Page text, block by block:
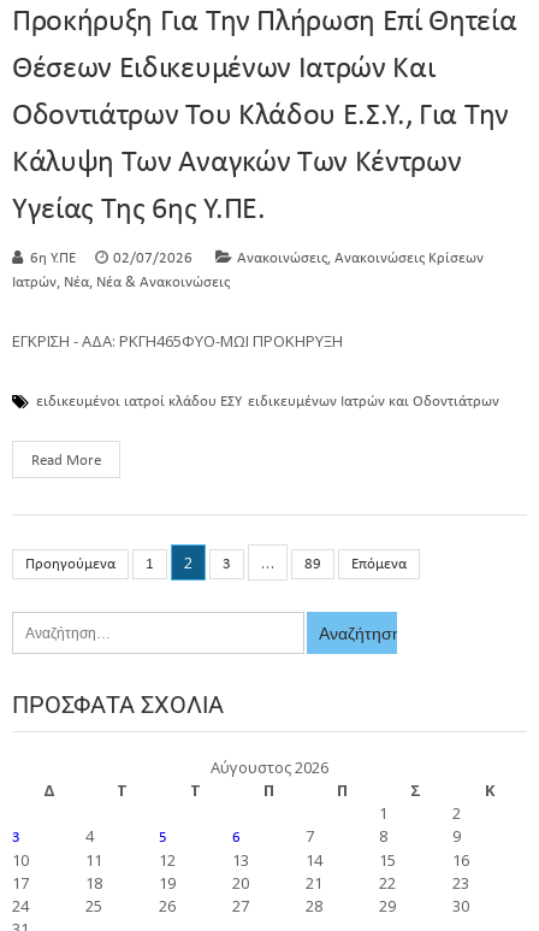
Προκήρυξη Για Την Πλήρωση Επί Θητεία
Θέσεων Ειδικευμένων Ιατρών Και
Οδοντιάτρων Του Κλάδου Ε.Σ.Υ., Για Την
Κάλυψη Των Αναγκών Των Κέντρων
Υγείας Της 6ης Υ.ΠΕ.
6η Υ.ΠΕ 02/07/2026 Ανακοινώσεις, Ανακοινώσεις Κρίσεων
Ιατρών, Νέα, Νέα & Ανακοινώσεις
ΕΓΚΡΙΣΗ - ΑΔΑ: ΡΚΓΗ465ΦΥΟ-ΜΩΙ ΠΡΟΚΗΡΥΞΗ
ειδικευμένοι ιατροί κλάδου ΕΣΥ ειδικευμένων Ιατρών και Οδοντιάτρων
Read More
Προηγούμενα 1 2 3 … 89 Επόμενα
ΠΡΌΣΦΑΤΑ ΣΧΌΛΙΑ
Αύγουστος 2026
Δ
Τ Τ Π Π Σ
Κ
1
2
3 4 5 6 7 8
9
10
11 12 13 14 15
16
17
18 19 20 21 22
23
24
25 26 27 28 29
30